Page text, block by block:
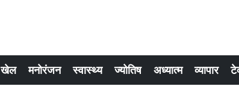
खेल मनोरंजन स्वास्थ्य ज्योतिष अध्यात्म व्यापार